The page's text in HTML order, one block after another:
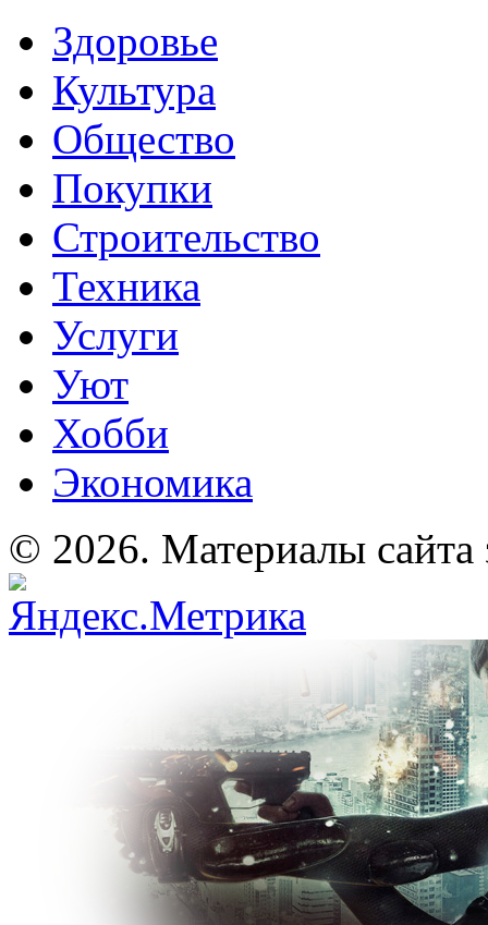
Здоровье
Культура
Общество
Покупки
Строительство
Техника
Услуги
Уют
Хобби
Экономика
© 2026. Материалы